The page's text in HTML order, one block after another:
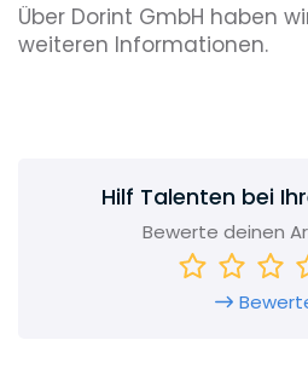
Über Dorint GmbH haben
weiteren Informationen.
Hilf Talenten bei
Bewerte deinen